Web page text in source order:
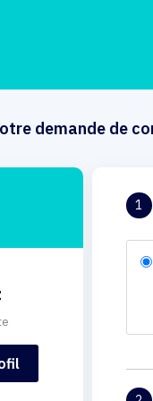
demande de
1